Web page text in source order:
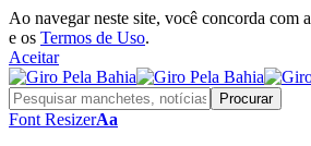
Ao navegar neste site, você concorda com a
e os Termos de Uso.
Aceitar
Font ResizerAa